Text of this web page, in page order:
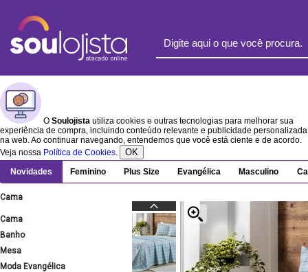
O Soulojista utiliza cookies e outras tecnologias para melhorar sua
experiência de compra, incluindo conteúdo relevante e publicidade personalizada
na web. Ao continuar navegando, entendemos que você está ciente e de acordo.
Veja nossa Política de Cookies. OK
Novidades Feminino Plus Size Evangélica Masculino
Cama
Cama
Banho
Mesa
Moda Evangélica